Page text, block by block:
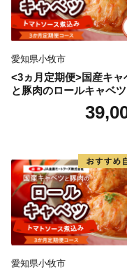
巾着田は、500万本
は、花が木陰に群生
緑とのコントラスト
マ問わず多くのカ
愛知県小牧市
<3ヵ月定期便>国産キャ
と豚肉のロールキャベツ
愛知県小牧市